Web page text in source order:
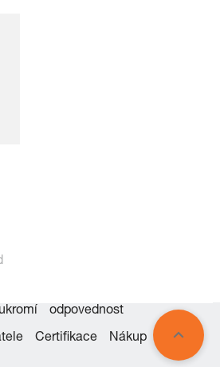
odpovednost
Certifikace Nákup